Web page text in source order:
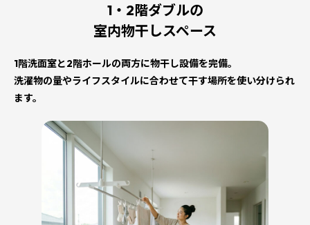
1・2階ダブルの
室内物干しスペース
1階洗面室と2階ホールの両方に物干し設備を完備。
洗濯物の量やライフスタイルに合わせて干す場所を使い分けられ
ます。